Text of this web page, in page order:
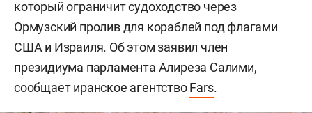
который ограничит судоходство через
Ормузский пролив для кораблей под флагами
США и Израиля. Об этом заявил член
президиума парламента Алиреза Салими,
сообщает иранское агентствоFars.